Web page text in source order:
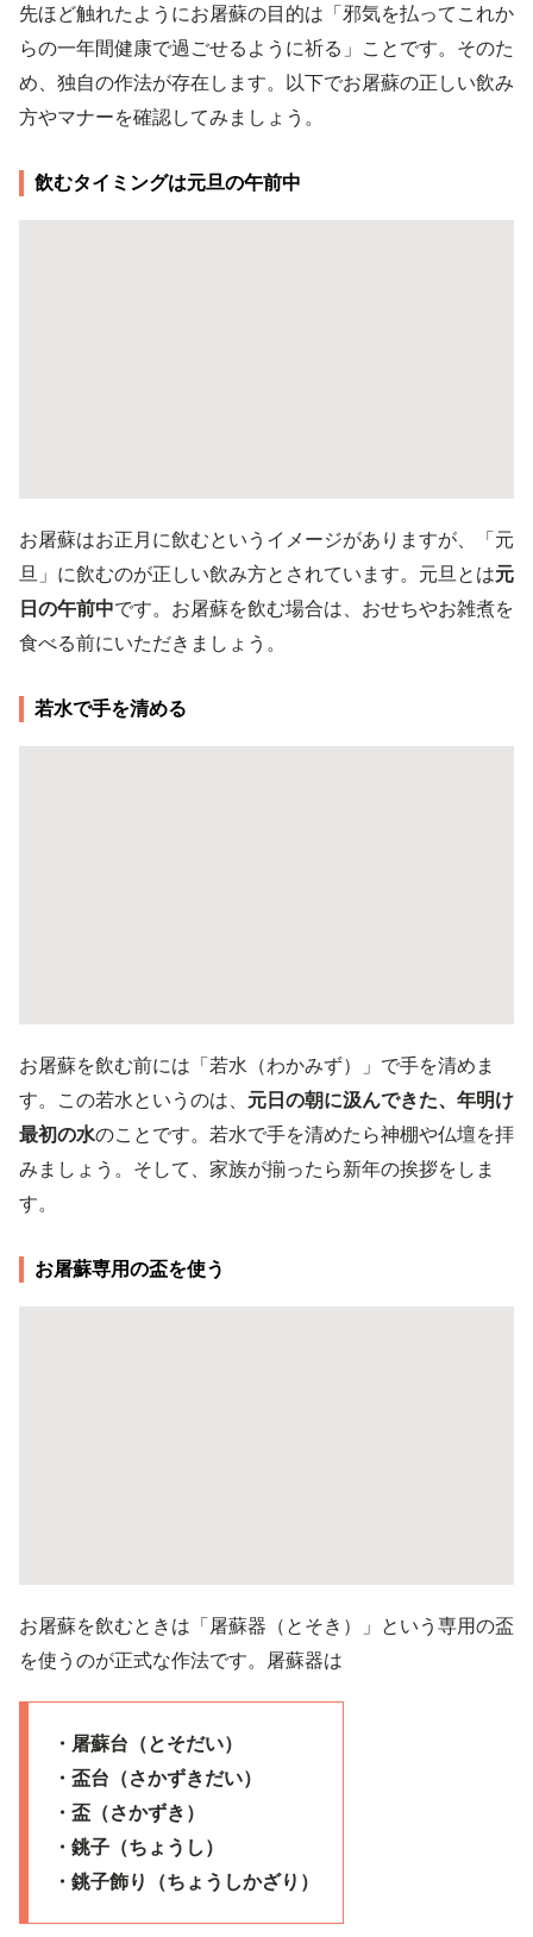
先ほど触れたようにお屠蘇の目的は「邪気を払ってこれか
らの一年間健康で過ごせるように祈る」ことです。そのた
め、独自の作法が存在します。以下でお屠蘇の正しい飲み
方やマナーを確認してみましょう。
飲むタイミングは元旦の午前中
お屠蘇はお正月に飲むというイメージがありますが、「元
旦」に飲むのが正しい飲み方とされています。元旦とは元
日の午前中です。お屠蘇を飲む場合は、おせちやお雑煮を
食べる前にいただきましょう。
若水で手を清める
お屠蘇を飲む前には「若水（わかみず）」で手を清めま
す。この若水というのは、 元日の朝に汲んできた、年明け
最初の水のことです。若水で手を清めたら神棚や仏壇を拝
みましょう。そして、家族が揃ったら新年の挨拶をしま
す。
お屠蘇専用の盃を使う
お屠蘇を飲むときは「屠蘇器（とそき）」という専用の盃
を使うのが正式な作法です。屠蘇器は
・屠蘇台（とそだい）
・盃台（さかずきだい）
・盃（さかずき）
・銚子（ちょうし）
・銚子飾り（ちょうしかざり）